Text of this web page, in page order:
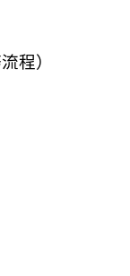
程）